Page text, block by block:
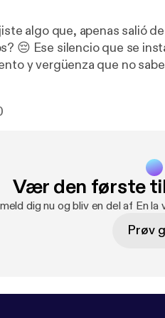
algo que, apenas salió
😔 Ese silencio que se
y vergüenza que no
de verdad un vínculo,
[https://acast.com/
Vær den første
dig nu og bliv en del af En
Prøv